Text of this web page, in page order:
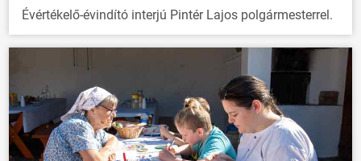
Évértékelő-évindító interjú Pintér Lajos polgármesterrel.